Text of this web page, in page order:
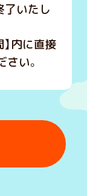
了いたし
内に直接
い。